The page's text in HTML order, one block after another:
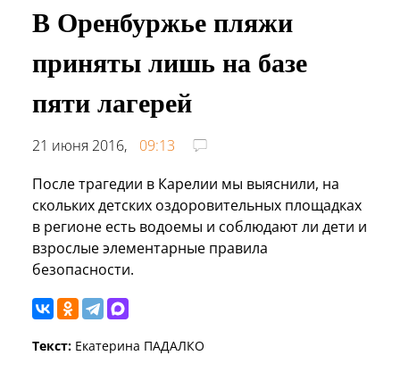
В Оренбуржье пляжи
приняты лишь на базе
пяти лагерей
21 июня 2016,
09:13
После трагедии в Карелии мы выяснили, на
скольких детских оздоровительных площадках
в регионе есть водоемы и соблюдают ли дети и
взрослые элементарные правила
безопасности.
Текст: Екатерина ПАДАЛКО